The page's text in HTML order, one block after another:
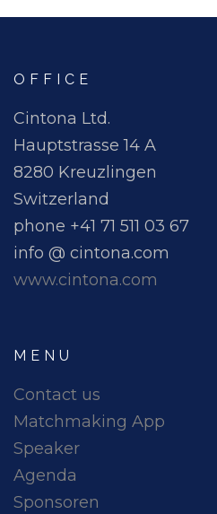
OFFICE
Cintona Ltd.
Hauptstrasse 14 A
8280 Kreuzlingen
Switzerland
phone +41 71 511 03 67
info @ cintona.com
www.cintona.com
MENU
Contact us
Matchmaking App
Speaker
Agenda
Sponsoren